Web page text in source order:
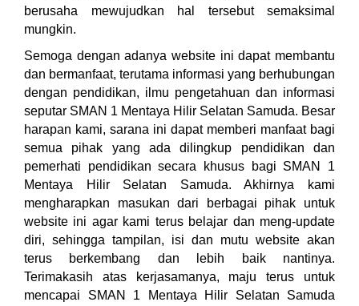
berusaha mewujudkan hal tersebut semaksimal
mungkin.
Semoga dengan adanya website ini dapat membantu
dan bermanfaat, terutama informasi yang berhubungan
dengan pendidikan, ilmu pengetahuan dan informasi
seputar SMAN 1 Mentaya Hilir Selatan Samuda. Besar
harapan kami, sarana ini dapat memberi manfaat bagi
semua pihak yang ada dilingkup pendidikan dan
pemerhati pendidikan secara khusus bagi SMAN 1
Mentaya Hilir Selatan Samuda. Akhirnya kami
mengharapkan masukan dari berbagai pihak untuk
website ini agar kami terus belajar dan meng-update
diri, sehingga tampilan, isi dan mutu website akan
terus berkembang dan lebih baik nantinya.
Terimakasih atas kerjasamanya, maju terus untuk
mencapai SMAN 1 Mentaya Hilir Selatan Samuda